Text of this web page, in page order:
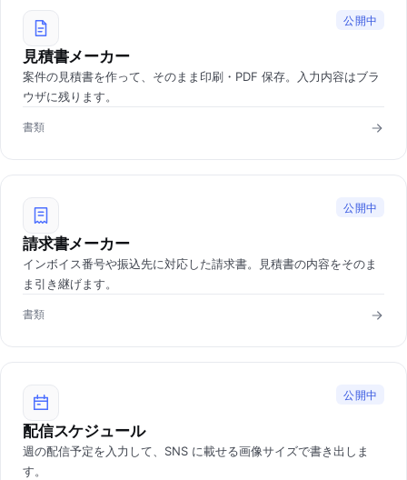
公開中
見積書メーカー
案件の見積書を作って、そのまま印刷・PDF 保存。入力内容はブラ
ウザに残ります。
書類
公開中
請求書メーカー
インボイス番号や振込先に対応した請求書。見積書の内容をそのま
ま引き継げます。
書類
公開中
配信スケジュール
週の配信予定を入力して、SNS に載せる画像サイズで書き出しま
す。